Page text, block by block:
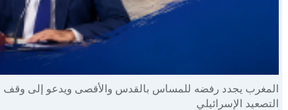
المغرب يجدد رفضه للمساس بالقدس والأقصى ويدعو إلى وقف
التصعيد الإسرائيلي